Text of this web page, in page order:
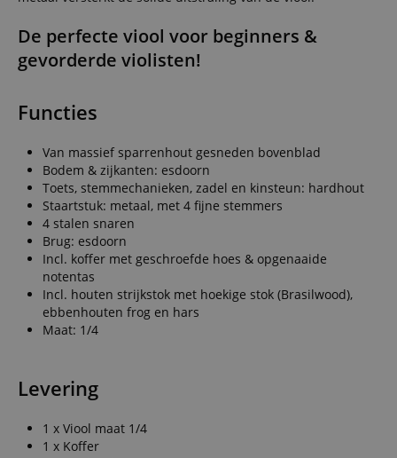
De perfecte viool voor beginners &
gevorderde violisten!
Functies
Van massief sparrenhout gesneden bovenblad
Bodem & zijkanten: esdoorn
Toets, stemmechanieken, zadel en kinsteun: hardhout
Staartstuk: metaal, met 4 fijne stemmers
4 stalen snaren
Brug: esdoorn
Incl. koffer met geschroefde hoes & opgenaaide
notentas
Incl. houten strijkstok met hoekige stok (Brasilwood),
ebbenhouten frog en hars
Maat: 1/4
Levering
1 x Viool maat 1/4
1 x Koffer